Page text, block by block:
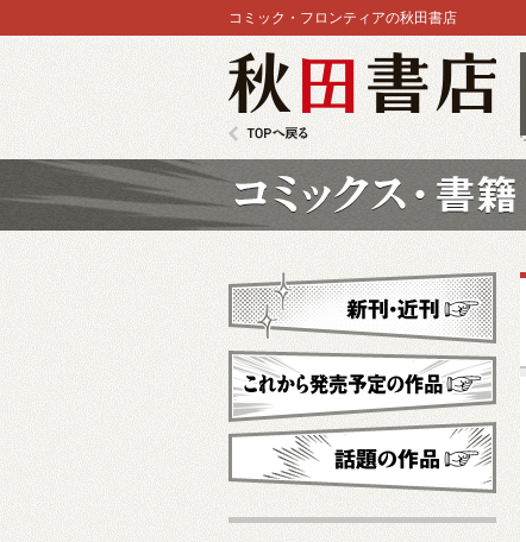
コミック・フロンティアの秋田書店
新刊・近刊
これから発売予定